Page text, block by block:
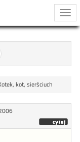
kot, sierściuch